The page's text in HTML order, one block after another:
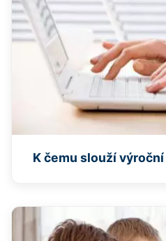
K čemu slouží výroční